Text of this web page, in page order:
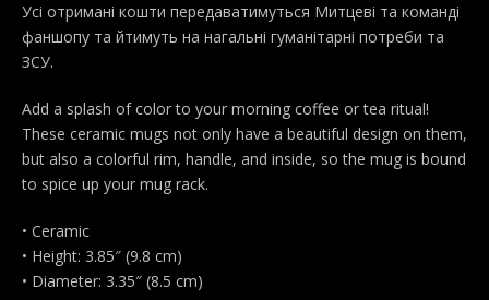
Усі отримані кошти передаватимуться Митцеві та команді
фаншопу та йтимуть на нагальні гуманітарні потреби та
ЗСУ.
Add a splash of color to your morning coffee or tea ritual!
These ceramic mugs not only have a beautiful design on them,
but also a colorful rim, handle, and inside, so the mug is bound
to spice up your mug rack.
• Ceramic
• Height: 3.85″ (9.8 cm)
• Diameter: 3.35″ (8.5 cm)